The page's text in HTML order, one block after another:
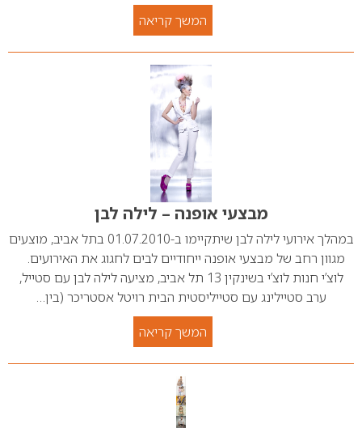
המשך קריאה
מבצעי אופנה – לילה לבן
במהלך אירועי לילה לבן שיתקיימו ב-01.07.2010 בתל אביב, מוצעים
מגוון רחב של מבצעי אופנה ייחודיים לבים לחגוג את האירועים.
לוצ’י חנות לוצ’י בשינקין 13 תל אביב, מציעה לילה לבן עם סטייל,
ערב סטיילינג עם סטייליסטית הבית רויטל אסטריכר (בין…
המשך קריאה